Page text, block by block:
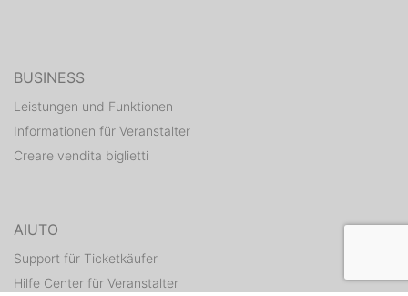
BUSINESS
Leistungen und Funktionen
Informationen für Veranstalter
Creare vendita biglietti
AIUTO
Support für Ticketkäufer
Hilfe Center für Veranstalter